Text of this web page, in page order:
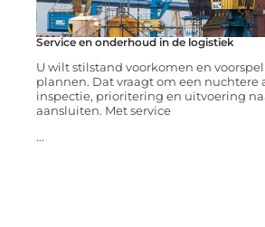
Service en onderhoud in de logistiek
U wilt stilstand voorkomen en
plannen. Dat vraagt om een nuchtere
inspectie, prioritering en uitvoering
aansluiten. Met service
...